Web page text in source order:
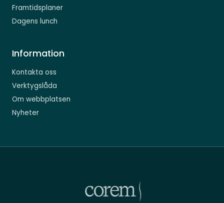
Framtidsplaner
Dagens lunch
Information
Kontakta oss
Verktygslåda
Om webbplatsen
Nyheter